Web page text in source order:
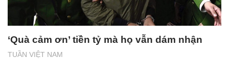
TUẦN VIỆT NAM
‘Quà cảm ơn’ tiền tỷ mà họ vẫn dám nhận